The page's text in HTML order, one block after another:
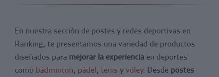
En nuestra sección de postes y redes deportivas en
Ranking, te presentamos una variedad de productos
diseñados para mejorar la experiencia en deportes
como bádminton, pádel, tenis y vóley. Desde postes